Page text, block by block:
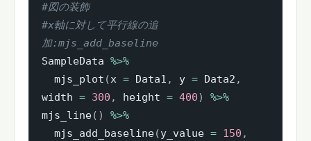
#図の装飾
#x軸に対して平行線の追
加:mjs_add_baseline
SampleData %>%
  mjs_plot
(x = Data1 , y = Data2 ,
width = 300 , height = 400)
%>%
mjs_line( )
%>%
  mjs_add_baseline
(y_value = 150 ,